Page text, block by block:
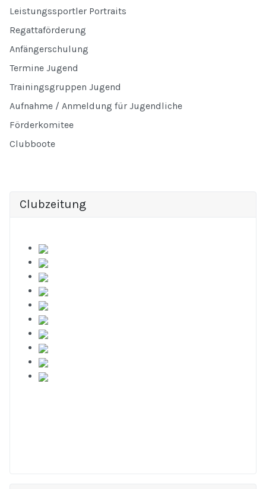
Leistungssportler Portraits
Regattaförderung
Anfängerschulung
Termine Jugend
Trainingsgruppen Jugend
Aufnahme / Anmeldung für Jugendliche
Förderkomitee
Clubboote
Clubzeitung